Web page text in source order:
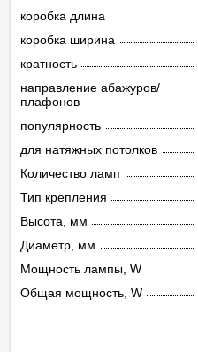
коробка длина
коробка ширина
кратность
направление абажуров/
плафонов
популярность
для натяжных потолков
Количество ламп
Тип крепления
Высота, мм
Диаметр, мм
Мощность лампы, W
Общая мощность, W